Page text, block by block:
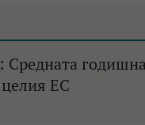
годишна
ЕС